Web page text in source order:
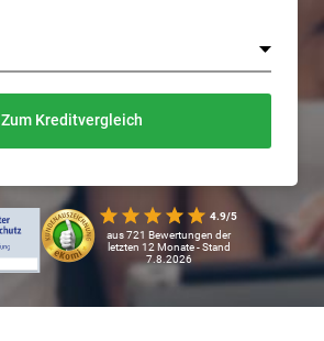
4.9/5
aus 721 Bewertungen der
letzten 12 Monate - Stand
7.8.2026
Zum Kreditvergleich